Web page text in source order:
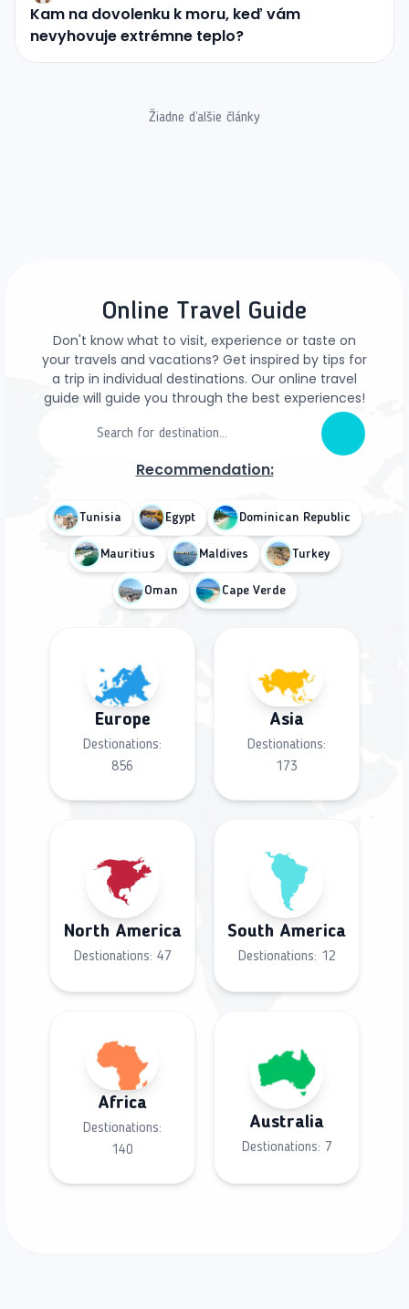
Kam na dovolenku k moru, keď vám
nevyhovuje extrémne teplo?
Žiadne ďalšie články
Online Travel Guide
Don't know what to visit, experience or taste on
your travels and vacations? Get inspired by tips for
a trip in individual destinations. Our online travel
guide will guide you through the best experiences!
Recommendation:
Tunisia Egypt Dominican Republic
Mauritius Maldives Turkey
Oman Cape Verde
Europe
Destionations:
856
Asia
Destionations:
173
North America
Destionations: 47
South America
Destionations: 12
Africa
Destionations:
140
Australia
Destionations: 7